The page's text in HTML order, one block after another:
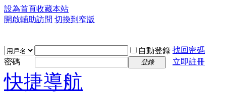
設為首頁收藏本站
開啟輔助訪問 切換到窄版
自動登錄 找回密碼
密碼
登錄 立即註冊
快捷導航